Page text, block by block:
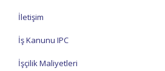
İletişim
İş Kanunu IPC
İşçilik Maliyetleri